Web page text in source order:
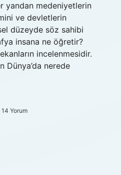
yandan medeniyetlerin
ve devletlerin
düzeyde söz sahibi
insana ne öğretir?
incelenmesidir.
Dünya’da nerede
14 Yorum